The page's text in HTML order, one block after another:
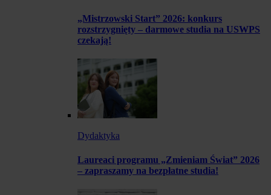
„Mistrzowski Start” 2026: konkurs
rozstrzygnięty – darmowe studia na USWPS
czekają!
Dydaktyka
Laureaci programu „Zmieniam Świat” 2026
– zapraszamy na bezpłatne studia!